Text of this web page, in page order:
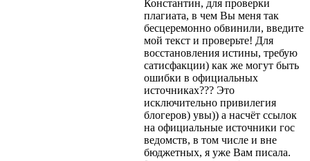
Константин, для проверки
плагиата, в чем Вы меня так
бесцеремонно обвинили, введите
мой текст и проверьте! Для
восстановления истины, требую
сатисфакции) как же могут быть
ошибки в официальных
источниках??? Это
исключительно привилегия
блогеров) увы)) а насчёт ссылок
на официальные источники гос
ведомств, в том числе и вне
бюджетных, я уже Вам писала.